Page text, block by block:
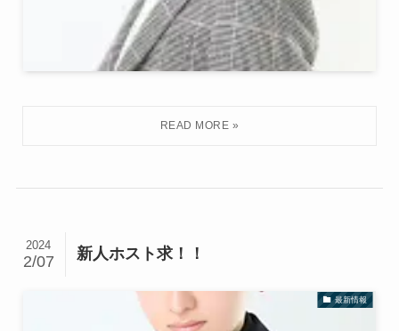
新人ホスト求！！
2024
2/07
最新情報